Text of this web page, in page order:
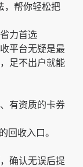
，帮你轻松把
力首选
平台无疑是最
足不出户就能
有资质的卡券
收入口。
确认无误后提